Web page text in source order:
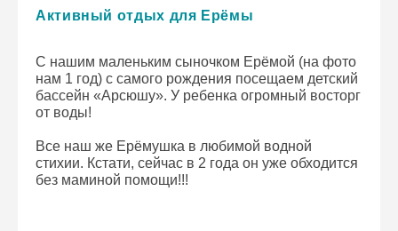
Активный отдых для Ерёмы
С нашим маленьким сыночком Ерёмой (на фото
нам 1 год) с самого рождения посещаем детский
бассейн «Арсюшу». У ребенка огромный восторг
от воды!
Все наш же Ерёмушка в любимой водной
стихии. Кстати, сейчас в 2 года он уже обходится
без маминой помощи!!!